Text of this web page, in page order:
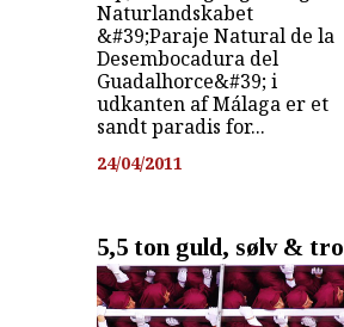
Naturlandskabet
&#39;Paraje Natural de la
Desembocadura del
Guadalhorce&#39; i
udkanten af Málaga er et
sandt paradis for...
24/04/2011
5,5 ton guld, sølv & tro